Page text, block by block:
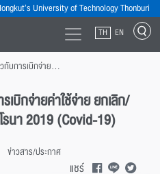
University of Technology Thonburi
TH EN
ซักซ้อมความเข้าใจเกี่ยวกับการเบิกจ่ายค่าใช้จ่าย ยกเลิก/เลื่อน กรณีโรคติดเชื้อไวรัสโคโรนา 2019 (Covid-19)
เบิกจ่ายค่าใช้จ่าย ยกเลิก/
รนา 2019 (Covid-19)
ข่าวสาร/ประกาศ
แชร์